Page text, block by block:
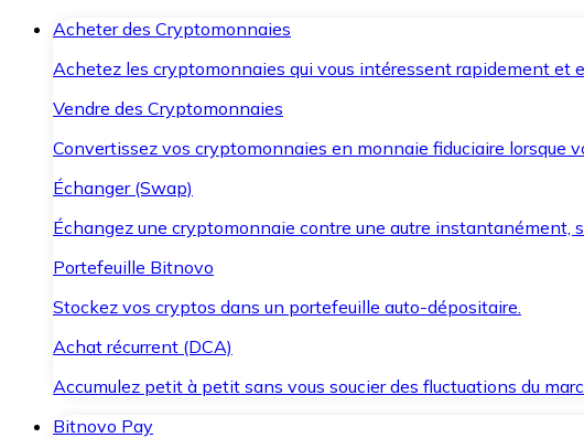
Acheter des Cryptomonnaies
Achetez les cryptomonnaies qui vous intéressent rapidement et
Vendre des Cryptomonnaies
Convertissez vos cryptomonnaies en monnaie fiduciaire lorsque
Échanger (Swap)
Échangez une cryptomonnaie contre une autre instantanément,
Portefeuille Bitnovo
Stockez vos cryptos dans un portefeuille auto-dépositaire.
Achat récurrent (DCA)
Accumulez petit à petit sans vous soucier des fluctuations du
Bitnovo Pay